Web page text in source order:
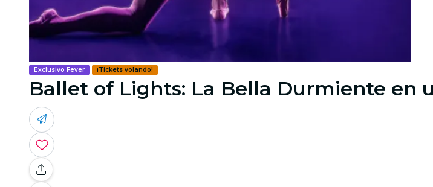
Exclusivo Fever ¡Tickets volando!
Ballet of Lights: La Bella Durmiente en